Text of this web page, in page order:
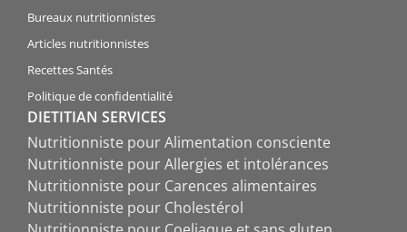
Bureaux nutritionnistes
Articles nutritionnistes
Recettes Santés
Politique de confidentialité
DIETITIAN SERVICES
Nutritionniste pour Alimentation consciente
Nutritionniste pour Allergies et intolérances
Nutritionniste pour Carences alimentaires
Nutritionniste pour Cholestérol